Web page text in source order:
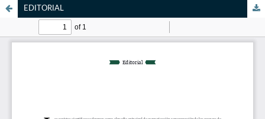
EDITORIAL